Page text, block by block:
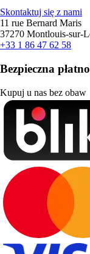
Skontaktuj się z nami
11 rue Bernard Maris
37270 Montlouis-sur-
+33 1 86 47 62 58
Bezpieczna
Kupuj u nas bez obaw